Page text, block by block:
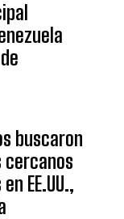
buscaron
cercanos
EE.UU.,